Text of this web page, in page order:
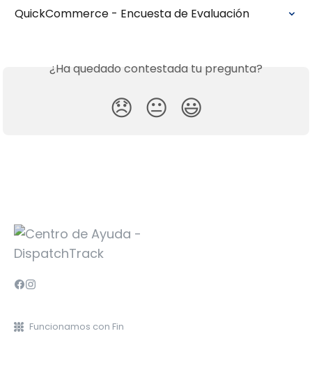
QuickCommerce - Encuesta de Evaluación
¿Ha quedado contestada tu pregunta?
😞 😐 😃
Funcionamos con Fin